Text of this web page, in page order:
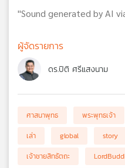
"Sound generated by AI
ผู้จัดรายการ
ดร.ปิติ ศรีแสงนาม
ศาสนาพุทธ พระพุทธเจ้า
เล่า
global story
เจ้าชายสิทธัตถะ